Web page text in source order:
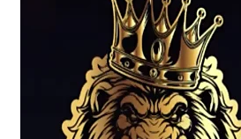
CONTACTO